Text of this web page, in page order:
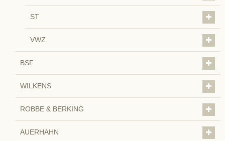
ST
VWZ
BSF
WILKENS
ROBBE & BERKING
AUERHAHN